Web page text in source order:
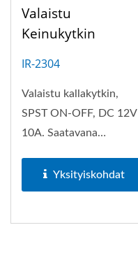
Valaistu
Keinukytkin
IR-2304
Valaistu kallakytkin,
SPST ON-OFF, DC 12V
10A. Saatavana
sinisellä...Yksityiskohdat